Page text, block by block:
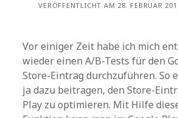
VERÖFFENTLICHT AM 28. FEBRUAR
Vor einiger Zeit habe ich mich
wieder einen A/B-Tests für den
Store-Eintrag durchzuführen. So
ja dazu beitragen, den Store-
Play zu optimieren. Mit Hilfe